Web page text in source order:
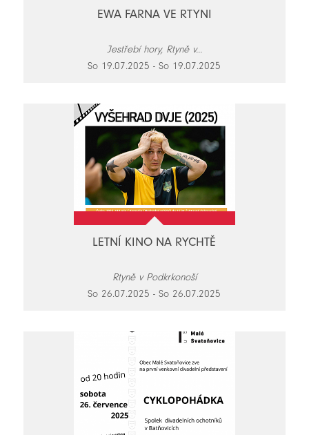
EWA FARNA VE RTYNI
Jestřebí hory, Rtyně v...
So 19.07.2025 - So 19.07.2025
LETNÍ KINO NA RYCHTĚ
Rtyně v Podkrkonoší
So 26.07.2025 - So 26.07.2025